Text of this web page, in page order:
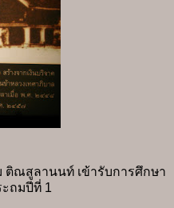
ติณสูลานนท์ เข้ารับการศึกษา
ถมปีที่ 1